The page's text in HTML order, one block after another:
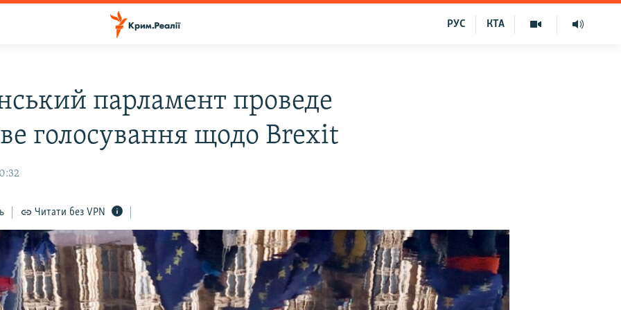
КТА
РУС
парламент проведе
голосування щодо Brexit
Читати без VPN